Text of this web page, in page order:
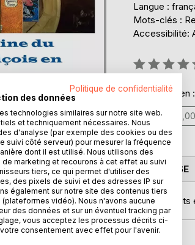
Langue :
Mots-clés :
Accessibilité:
Évaluation:
0%
Disponible en :
LIVRE
la cuisine niçoise en vers musique des mots
AUTEUR(S) CRITIQUES PRESSE
Politique de confidentialité
des données
technologies similaires sur notre site web.
et techniquement nécessaires. Nous
d'analyse (par exemple des cookies ou des
suivi côté serveur) pour mesurer la fréquence
dont il est utilisé. Nous utilisons des
marketing et recourons à cet effet au suivi
tiers, ce qui permet d'utiliser des
des pixels de suivi et des adresses IP sur
également sur notre site des contenus tiers
vidéo). Nous n'avons aucune
des données et sur un éventuel tracking par
vous acceptez les processus décrits ci-
consentement avec effet pour l'avenir.